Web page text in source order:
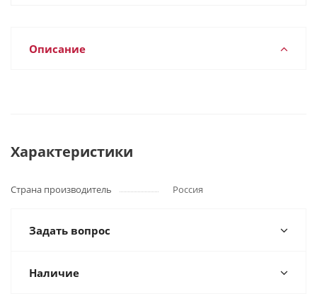
Описание
Характеристики
Страна производитель Россия
Задать вопрос
Наличие